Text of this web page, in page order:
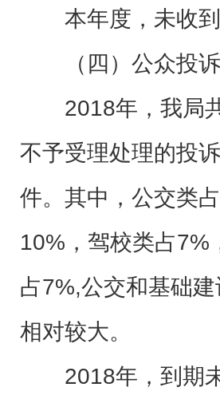
本年度，未收到
（四）公众投诉
2018年，我局共
不予受理处理的投
件。其中，公交类
10%，驾校类占7%
占7%,公交和基础
相对较大。
2018年，到期未